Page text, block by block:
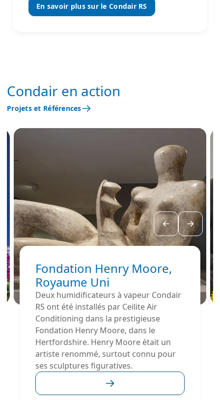
En savoir plus sur le Condair RS
Condair en action
Projets et Références
Fondation Henry Moore,
Royaume Uni
Deux humidificateurs à vapeur Condair
RS ont été installés par Ceilite Air
Conditioning dans la prestigieuse
Fondation Henry Moore, dans le
Hertfordshire. Henry Moore était un
artiste renommé, surtout connu pour
ses sculptures figuratives.